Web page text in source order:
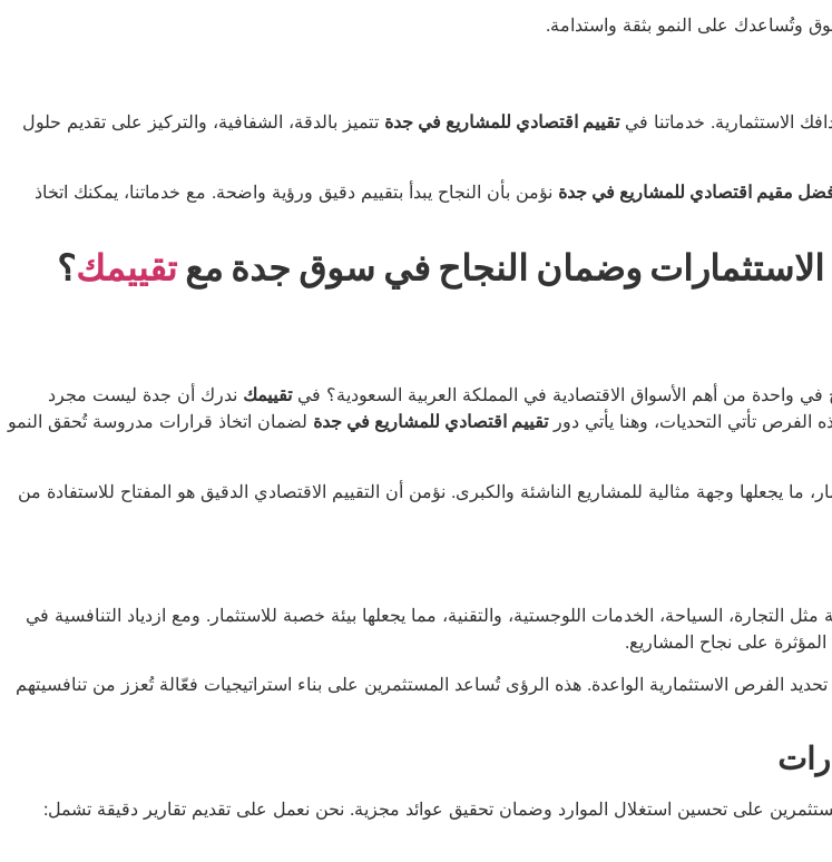
وتُساعدك على النمو بثقة واستدامة.
الاستثمارية. خدماتنا فيتقييم اقتصادي للمشاريع في جدة تتميز بالدقة، الشفافية، والتركيز على تقديم حلول
مقيم اقتصادي للمشاريع في جدة نؤمن بأن النجاح يبدأ بتقييم دقيق ورؤية واضحة. مع خدماتنا، يمكنك اتخاذ
وضمان النجاح في سوق جدة مع تقييمك؟
في واحدة من أهم الأسواق الاقتصادية في المملكة العربية السعودية؟ فيتقييمك ندرك أن جدة ليست مجرد
الفرص تأتي التحديات، وهنا يأتي دورتقييم اقتصادي للمشاريع في جدة لضمان اتخاذ قرارات مدروسة تُحقق النمو
ما يجعلها وجهة مثالية للمشاريع الناشئة والكبرى. نؤمن أن التقييم الاقتصادي الدقيق هو المفتاح للاستفادة من
السياحة، الخدمات اللوجستية، والتقنية، مما يجعلها بيئة خصبة للاستثمار. ومع ازدياد التنافسية في
على نجاح المشاريع.
الفرص الاستثمارية الواعدة. هذه الرؤى تُساعد المستثمرين على بناء استراتيجيات فعّالة تُعزز من تنافسيتهم
على تحسين استغلال الموارد وضمان تحقيق عوائد مجزية. نحن نعمل على تقديم تقارير دقيقة تشمل: